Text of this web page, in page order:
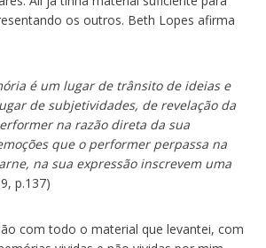
os outros. Beth Lopes afirma
é um lugar de trânsito de ideias e
de subjetividades, de revelação da
na razão direta da sua
que o performer perpassa na
na sua expressão inscrevem uma
p.137)
com todo o material que levantei, com